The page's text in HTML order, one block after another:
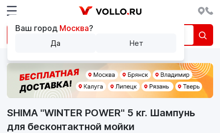
SHIMA "WINTER POWER" 5 кг. Шампунь
для бесконтактной мойки
Ваш город Москва?
Да Нет